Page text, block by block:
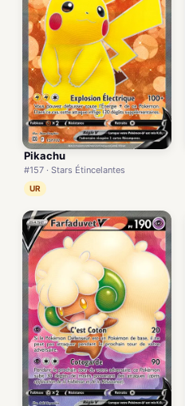
Pikachu
#157 · Stars Étincelantes
UR